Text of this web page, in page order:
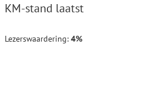
KM-stand laatst
Lezerswaardering: 4%